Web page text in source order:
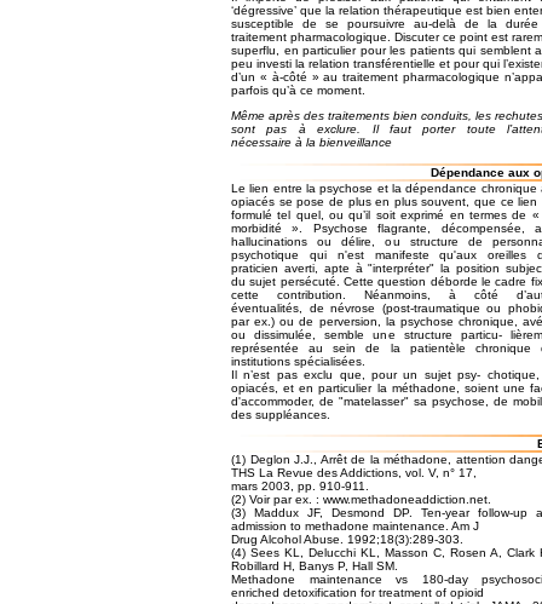
‘dégressive’ que la relation thérapeutique est bien
susceptible de se poursuivre au-delà de la
traitement pharmacologique. Discuter ce point est
superflu, en particulier pour les patients qui semblent
peu investi la relation transférentielle et pour qui
d’un « à-côté » au traitement pharmacologique
parfois qu’à ce moment.
Même après des traitements bien conduits, les
sont pas à exclure. Il faut porter toute
nécessaire à la bienveillance
Dépendance aux
Le lien entre la psychose et la dépendance chronique
opiacés se pose de plus en plus souvent, que ce lien
formulé tel quel, ou qu’il soit exprimé en termes de «
morbidité ». Psychose flagrante, décompensée,
hallucinations ou délire, ou structure de
psychotique qui n'est manifeste qu'aux oreilles
praticien averti, apte à "interpréter" la position
du sujet persécuté. Cette question déborde le cadre
cette contribution. Néanmoins, à côté
éventualités, de névrose (post-traumatique ou
par ex.) ou de perversion, la psychose chronique,
ou dissimulée, semble une structure particu-
représentée au sein de la patientèle chronique
institutions spécialisées.
Il n’est pas exclu que, pour un sujet psy-
opiacés, et en particulier la méthadone, soient une
d'accommoder, de "matelasser" sa psychose, de
des suppléances.
(1) Deglon J.J., Arrêt de la méthadone, attention
THS La Revue des Addictions, vol. V, n° 17,
mars 2003, pp. 910-911.
(2) Voir par ex. : www.methadoneaddiction.net.
(3) Maddux JF, Desmond DP. Ten-year follow-up
admission to methadone maintenance. Am J
Drug Alcohol Abuse. 1992;18(3):289-303.
(4) Sees KL, Delucchi KL, Masson C, Rosen A, Clark
Robillard H, Banys P, Hall SM.
Methadone maintenance vs 180-day
enriched detoxification for treatment of opioid